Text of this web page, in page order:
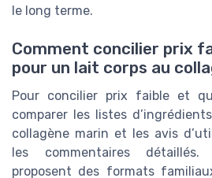
le long terme.
Comment concilier prix
pour un lait corps au
Pour concilier prix faible et
comparer les listes
collagène marin et les avis
les commentaires détaillés.
proposent des formats